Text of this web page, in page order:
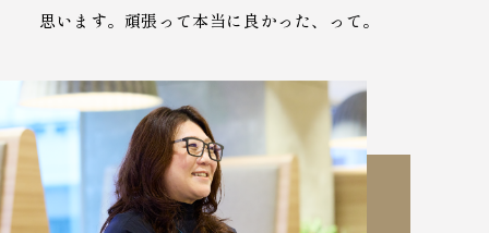
思います。頑張って本当に良かった、って。